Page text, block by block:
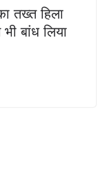
तख्त हिला
बांध लिया